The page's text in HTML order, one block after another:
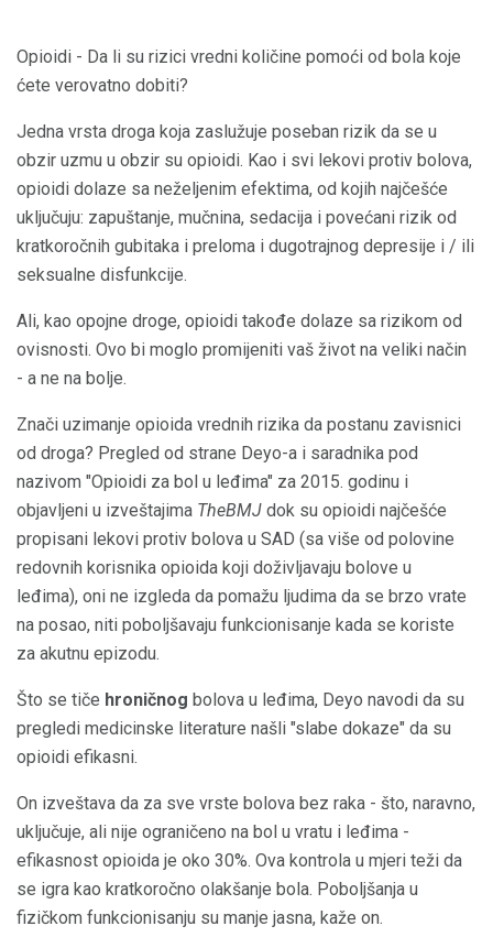
Opioidi - Da li su rizici vredni količine pomoći od bola koje
ćete verovatno dobiti?
Jedna vrsta droga koja zaslužuje poseban rizik da se u
obzir uzmu u obzir su opioidi. Kao i svi lekovi protiv bolova,
opioidi dolaze sa neželjenim efektima, od kojih najčešće
uključuju: zapuštanje, mučnina, sedacija i povećani rizik od
kratkoročnih gubitaka i preloma i dugotrajnog depresije i / ili
seksualne disfunkcije.
Ali, kao opojne droge, opioidi takođe dolaze sa rizikom od
ovisnosti. Ovo bi moglo promijeniti vaš život na veliki način
- a ne na bolje.
Znači uzimanje opioida vrednih rizika da postanu zavisnici
od droga? Pregled od strane Deyo-a i saradnika pod
nazivom "Opioidi za bol u leđima" za 2015. godinu i
objavljeni u izveštajima TheBMJ dok su opioidi najčešće
propisani lekovi protiv bolova u SAD (sa više od polovine
redovnih korisnika opioida koji doživljavaju bolove u
leđima), oni ne izgleda da pomažu ljudima da se brzo vrate
na posao, niti poboljšavaju funkcionisanje kada se koriste
za akutnu epizodu.
Što se tiče hroničnog bolova u leđima, Deyo navodi da su
pregledi medicinske literature našli "slabe dokaze" da su
opioidi efikasni.
On izveštava da za sve vrste bolova bez raka - što, naravno,
uključuje, ali nije ograničeno na bol u vratu i leđima -
efikasnost opioida je oko 30%. Ova kontrola u mjeri teži da
se igra kao kratkoročno olakšanje bola. Poboljšanja u
fizičkom funkcionisanju su manje jasna, kaže on.